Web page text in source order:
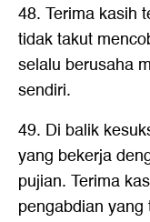
48. Terima kasih
tidak takut
selalu berusaha
sendiri.
49. Di balik
yang bekerja
pujian. Terima
pengabdian